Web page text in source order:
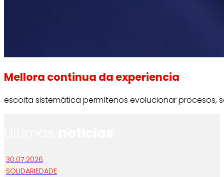
Mellora continua da experiencia
escoita sistemática permítenos evolucionar procesos,
30.07.2026
SOLIDARIEDADE